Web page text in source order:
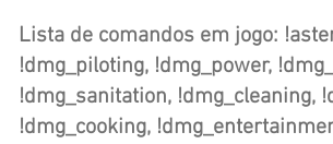
Lista de comandos em jogo:
!dmg_piloting, !dmg_power,
!dmg_sanitation, !dmg_cleaning,
!dmg_cooking,